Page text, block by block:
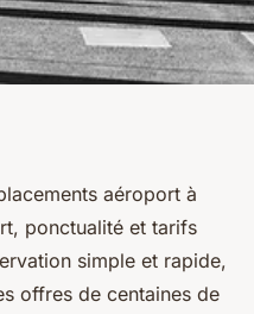
trois-
le vtc !
aéroport à
ponctualité et tarifs
simple et rapide,
offres de centaines de